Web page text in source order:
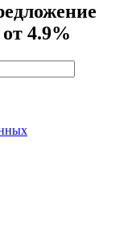
от 4.9%